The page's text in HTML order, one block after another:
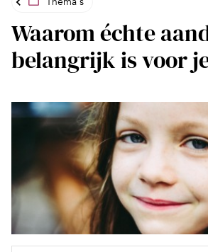
Waarom échte
belangrijk is voor